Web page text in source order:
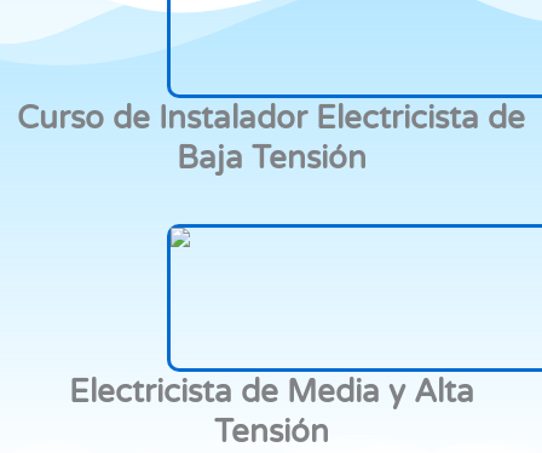
Curso de Instalador Electricista de
Baja Tensión
Electricista de Media y Alta
Tensión